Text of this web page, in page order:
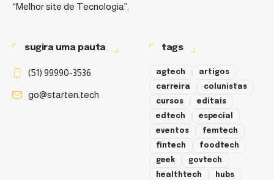
“Melhor site de Tecnologia”.
sugira uma pauta
(51) 99990-3536
go@starten.tech
tags
agtech
artigos
carreira
colunistas
cursos
editais
edtech
especial
eventos
femtech
fintech
foodtech
geek
govtech
healthtech
hubs